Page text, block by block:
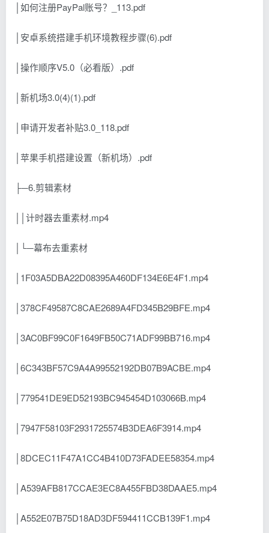
│如何注册PayPal账号？_113.pdf
│安卓系统搭建手机环境教程步骤(6).pdf
│操作顺序V5.0（必看版）.pdf
│新机场3.0(4)(1).pdf
│申请开发者补贴3.0_118.pdf
│苹果手机搭建设置（新机场）.pdf
├─6.剪辑素材
││计时器去重素材.mp4
│└─幕布去重素材
│1F03A5DBA22D08395A460DF134E6E4F1.mp4
│378CF49587C8CAE2689A4FD345B29BFE.mp4
│3AC0BF99C0F1649FB50C71ADF99BB716.mp4
│6C343BF57C9A4A99552192DB07B9ACBE.mp4
│779541DE9ED52193BC945454D103066B.mp4
│7947F58103F2931725574B3DEA6F3914.mp4
│8DCEC11F47A1CC4B410D73FADEE58354.mp4
│A539AFB817CCAE3EC8A455FBD38DAAE5.mp4
│A552E07B75D18AD3DF594411CCB139F1.mp4